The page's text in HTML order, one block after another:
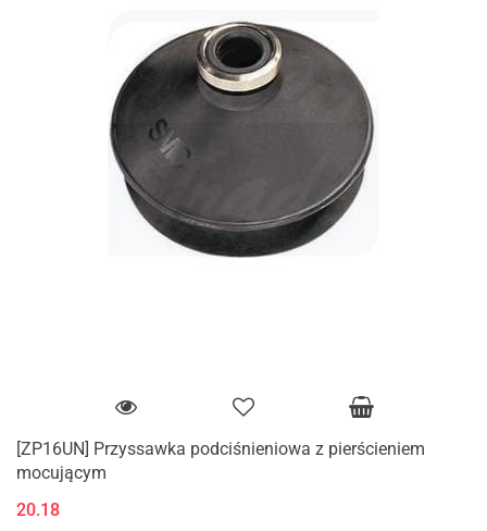
[ZP16UN] Przyssawka podciśnieniowa z pierścieniem
mocującym
20.18